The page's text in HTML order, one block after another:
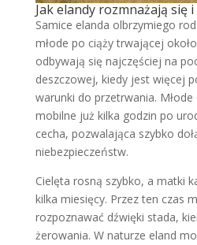
Jak elandy rozmnażają się i
Samice elanda olbrzymiego
młode po ciąży trwającej
odbywają się najczęściej na
deszczowej, kiedy jest więcej
warunki do przetrwania.
mobilne już kilka godzin po
cecha, pozwalająca szybko
niebezpieczeństw.
Cielęta rosną szybko, a matki
kilka miesięcy. Przez ten czas
rozpoznawać dźwięki stada,
żerowania. W naturze eland